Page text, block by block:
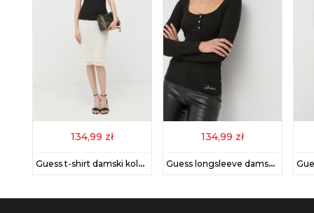
134,99 zł
Guess t-shirt damski kolor czarny
134,99 zł
Guess longsleeve damski kolor czarny